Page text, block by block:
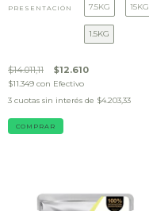
PRESENTACIÓN 7.5KG 15KG
1.5KG
$14.011,11 $12.610
$11.349 con Efectivo
3 cuotas sin interés de $4.203,33
COMPRAR